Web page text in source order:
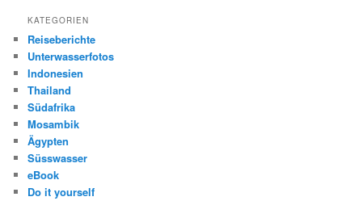
KATEGORIEN
Reiseberichte
Unterwasserfotos
Indonesien
Thailand
Südafrika
Mosambik
Ägypten
Süsswasser
eBook
Do it yourself